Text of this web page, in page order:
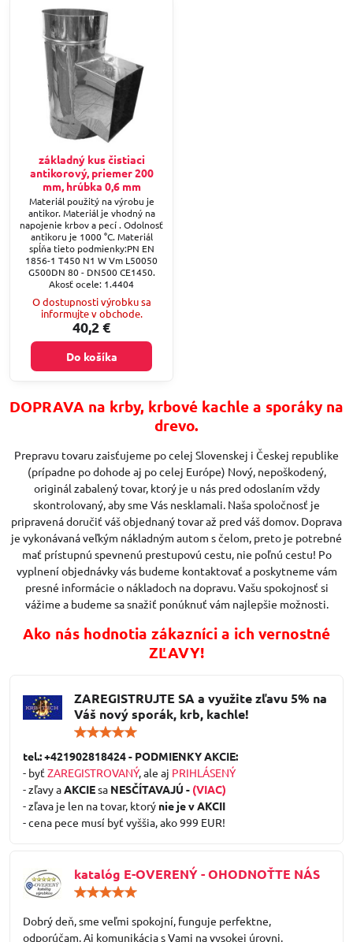
základný kus čistiaci
antikorový, priemer 200
mm, hrúbka 0,6 mm
Materiál použitý na výrobu je
antikor. Materiál je vhodný na
napojenie krbov a pecí . Odolnosť
antikoru je 1000 °C. Materiál
spĺňa tieto podmienky:PN EN
1856-1 T450 N1 W Vm L50050
G500DN 80 - DN500 CE1450.
Akosť ocele: 1.4404
O dostupnosti výrobku sa
informujte v obchode.
40,2 €
Do košíka
DOPRAVA na krby, krbové kachle a sporáky na
drevo.
Prepravu tovaru zaisťujeme po celej Slovenskej i Českej republike
(prípadne po dohode aj po celej Európe) Nový, nepoškodený,
originál zabalený tovar, ktorý je u nás pred odoslaním vždy
skontrolovaný, aby sme Vás nesklamali. Naša spoločnosť je
pripravená doručiť váš objednaný tovar až pred váš domov. Doprava
je vykonávaná veľkým nákladným autom s čelom, preto je potrebné
mať prístupnú spevnenú prestupovú cestu, nie poľnú cestu! Po
vyplnení objednávky vás budeme kontaktovať a poskytneme vám
presné informácie o nákladoch na dopravu. Vašu spokojnosť si
vážime a budeme sa snažiť ponúknuť vám najlepšie možnosti.
Ako nás hodnotia zákazníci a ich vernostné
ZĽAVY!
ZAREGISTRUJTE SA a využite zľavu 5% na
Váš nový sporák, krb, kachle!
/
5
tel.: +421902818424 - PODMIENKY AKCIE:
- byť ZAREGISTROVANÝ, ale aj PRIHLÁSENÝ
- zľavy aAKCIEsa NESČÍTAVAJÚ - (VIAC)
- zľava je len na tovar, ktorý nie je v AKCII
- cena pece musí byť vyššia, ako 999 EUR!
katalóg E-OVERENÝ - OHODNOŤTE NÁS
5
Dobrý deň, sme veľmi spokojní, funguje perfektne,
odporúčam. Aj komunikácia s Vami na vysokej úrovni.